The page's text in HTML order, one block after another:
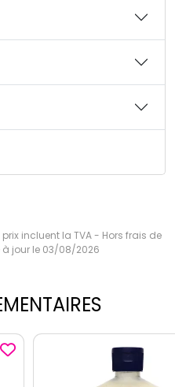
incluent la TVA - Hors frais de
jour le 03/08/2026